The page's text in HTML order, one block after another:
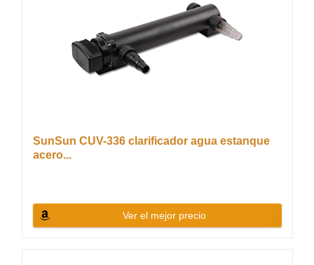
SunSun CUV-336 clarificador agua estanque
acero...
Ver el mejor precio